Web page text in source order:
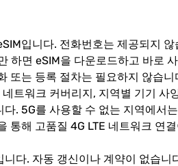
입니다. 전화번호는 제공되지 않
하면 eSIM을 다운로드하고 바로
또는 등록 절차는 필요하지 않습니
트워크 커버리지, 지역별 기기 사
다. 5G를 사용할 수 없는 지역에서
통해 고품질 4G LTE 네트워크 연
니다. 자동 갱신이나 계약이 없습니